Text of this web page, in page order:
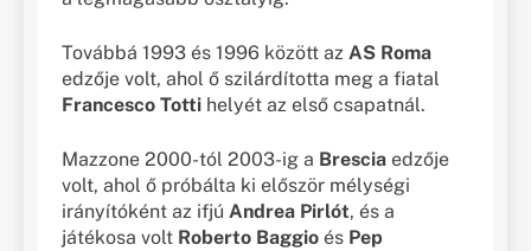
Továbbá 1993 és 1996 között az AS Roma
edzője volt, ahol ő szilárdította meg a fiatal
Francesco Totti helyét az első csapatnál.
Mazzone 2000-tól 2003-ig a Brescia edzője
volt, ahol ő próbálta ki először mélységi
irányítóként az ifjú Andrea Pirlót, és a
játékosa volt Roberto Baggio és Pep